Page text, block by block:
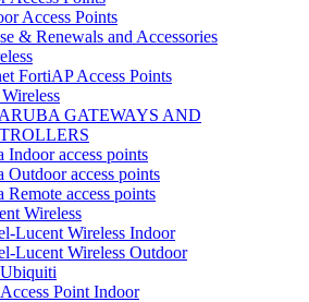
Access Points
& Renewals and Accessories
FortiAP Access Points
GATEWAYS AND
Indoor access points
Outdoor access points
Remote access points
Wireless
Lucent Wireless Indoor
Lucent Wireless Outdoor
Point Indoor